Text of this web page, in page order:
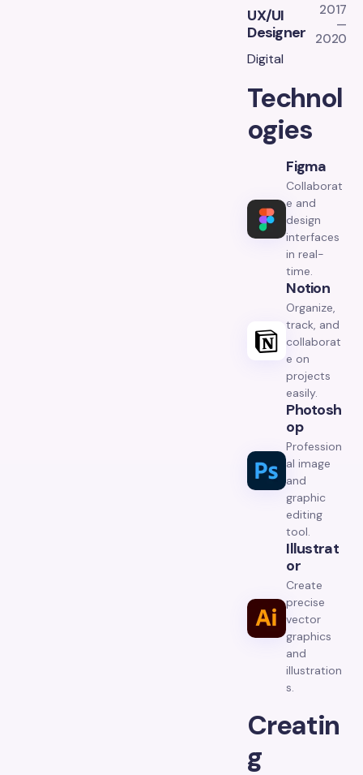
UX/UI
Designer
2017
—
2020
Digital
Technol
ogies
Figma
Collaborat
e and
design
interfaces
in real-
time.
Notion
Organize,
track, and
collaborat
e on
projects
easily.
Photosh
Op
Profession
al image
and
graphic
editing
tool.
Illustrat
Or
Create
precise
vector
graphics
and
illustration
s.
Creatin
g